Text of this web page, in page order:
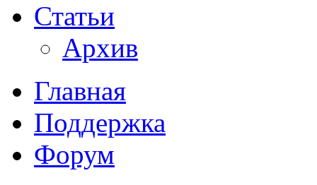
Статьи
Архив
Главная
Поддержка
Форум